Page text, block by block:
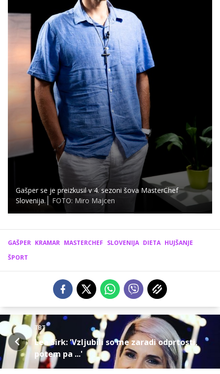
Gašper se je preizkusil v 4. sezoni šova MasterChef
Slovenija.
FOTO: Miro Majcen
GAŠPER KRAMAR MASTERCHEF SLOVENIJA DIETA HUJŠANJE
ŠPORT
TBT
Lea Sirk: 'Vzljubili so me zaradi odprtosti,
potem pa ...'